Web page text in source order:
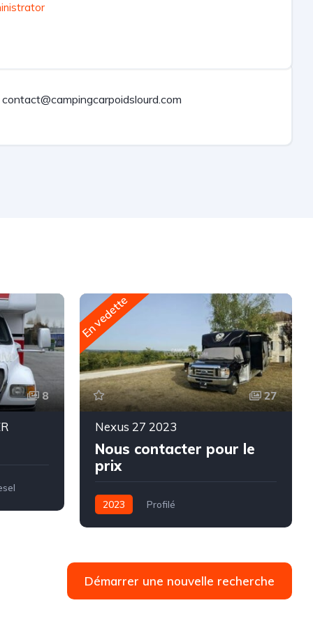
contact@campingcarpoidslourd.com
8
En vedette
27
Nexus 27 2023
Nous contacter pour le
prix
2023
Profilé
Démarrer une nouvelle recherche